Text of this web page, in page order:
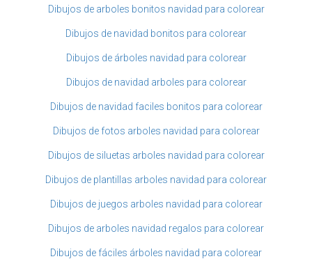
Dibujos de arboles bonitos navidad para colorear
Dibujos de navidad bonitos para colorear
Dibujos de árboles navidad para colorear
Dibujos de navidad arboles para colorear
Dibujos de navidad faciles bonitos para colorear
Dibujos de fotos arboles navidad para colorear
Dibujos de siluetas arboles navidad para colorear
Dibujos de plantillas arboles navidad para colorear
Dibujos de juegos arboles navidad para colorear
Dibujos de arboles navidad regalos para colorear
Dibujos de fáciles árboles navidad para colorear